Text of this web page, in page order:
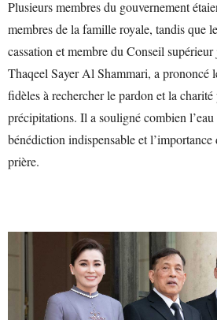
Plusieurs membres du gouvernement
membres de la famille royale, tandis que
cassation et membre du Conseil
Thaqeel Sayer Al Shammari, a prononcé
fidèles à rechercher le pardon et la
précipitations. Il a souligné combien l’eau
bénédiction indispensable et
prière.